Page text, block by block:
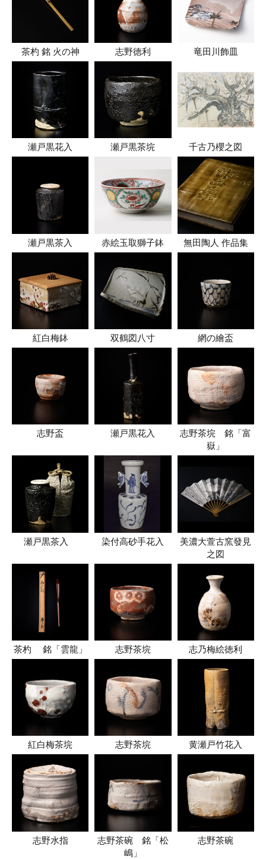
茶杓 銘 火の神 志野徳利 竜田川飾皿
瀬戸黒花入 瀬戸黒茶垸 千古乃櫻之図
瀬戸黒茶入 赤絵玉取獅子鉢 無田陶人 作品集
紅白梅鉢 双鶴図八寸 網の繪盃
志野盃 瀬戸黒花入
志野茶垸 銘「富
嶽」
瀬戸黒茶入 染付高砂手花入
美濃大萱古窯發見
之図
茶杓 銘「雲龍」 志野茶垸 志乃梅絵徳利
紅白梅茶垸 志野茶垸 黄瀬戸竹花入
志野水指
志野茶碗 銘「松
嶋」
志野茶碗